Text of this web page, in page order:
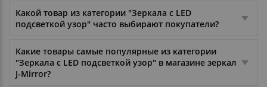
Какой товар из категории "Зеркала с LED
подсветкой узор" часто выбирают покупатели?
Какие товары самые популярные из категории
"Зеркала с LED подсветкой узор" в магазине зеркал
J-Mirror?